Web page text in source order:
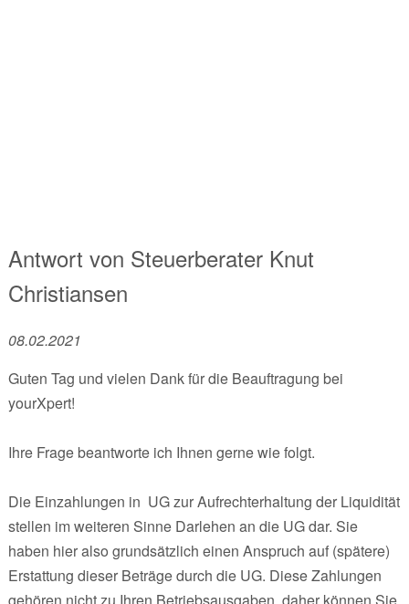
Antwort von Steuerberater Knut
Christiansen
08.02.2021
Guten Tag und vielen Dank für die Beauftragung bei
yourXpert!
Ihre Frage beantworte ich Ihnen gerne wie folgt.
Die Einzahlungen in UG zur Aufrechterhaltung der Liquidität
stellen im weiteren Sinne Darlehen an die UG dar. Sie
haben hier also grundsätzlich einen Anspruch auf (spätere)
Erstattung dieser Beträge durch die UG. Diese Zahlungen
gehören nicht zu Ihren Betriebsausgaben, daher können Sie